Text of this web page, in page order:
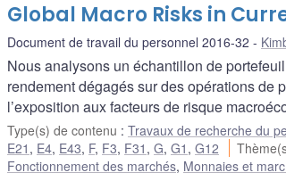
Global Macro Risks in
Document de travail du personnel 2016-32
Nous analysons un échantillon de
rendement dégagés sur des opérations de
l’exposition aux facteurs de risque
Type(s) de contenu : Travaux de recherche du
E21 , E4, E43, F, F3, F31 , G, G1 , G12
Fonctionnement des marchés, Monnaies et